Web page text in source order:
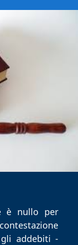
è nullo per
addebiti -